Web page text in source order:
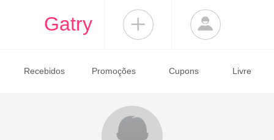
Gatry
Recebidos Promoções Cupons Livre